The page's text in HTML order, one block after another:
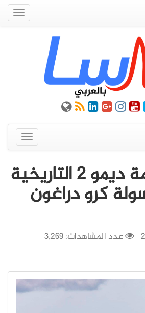
عرض
القائمة
اكتمال مهمة ديمو 2 التاريخية
كرو دراغون
عدد المشاهدات: 3,269